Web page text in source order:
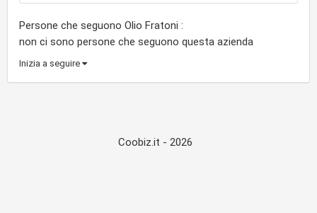
Persone che seguono Olio Fratoni :
non ci sono persone che seguono questa azienda
Inizia a seguire
Coobiz.it - 2026